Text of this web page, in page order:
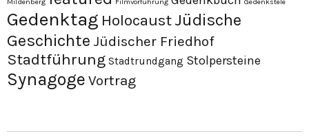
Gedenktag HolocaustJüdische
Geschichte Jüdischer Friedhof
Stadtführung Stadtrundgang Stolpersteine
Synagoge Vortrag